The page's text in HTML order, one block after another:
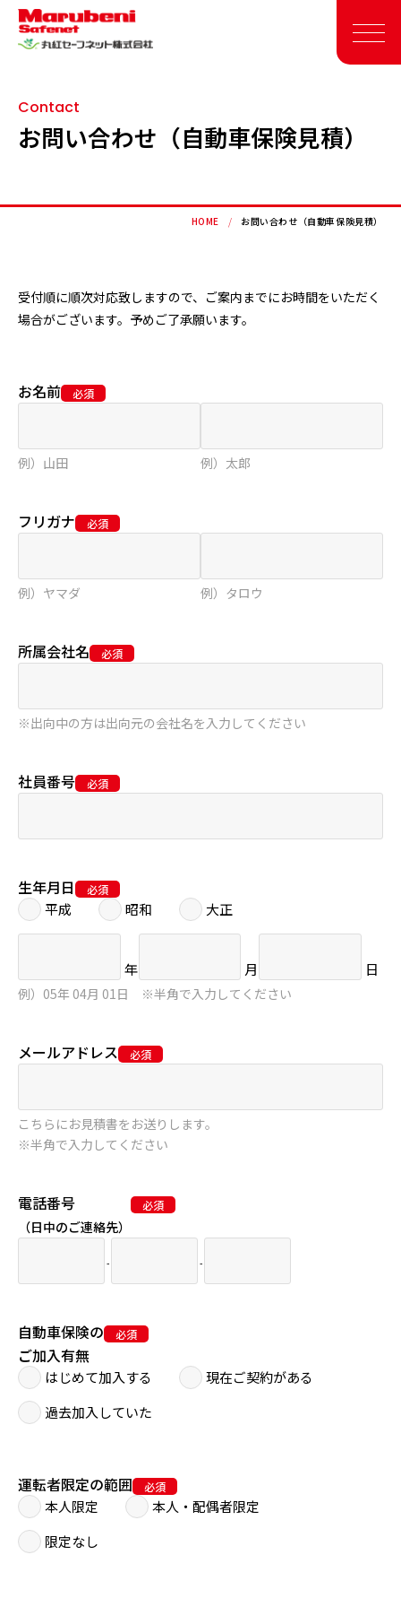
企業情報
営業拠点
組織図
損害保険
生命保険
採用責任者メッセージ
Contact
お問い合わせ（自動車保険見積）
HOME お問い合わせ（自動車保険見積）
受付順に順次対応致しますので、ご案内までにお時間をいただく
場合がございます。予めご了承願います。
お名前
例）山田 例）太郎
フリガナ
例）ヤマダ 例）タロウ
所属会社名
※出向中の方は出向元の会社名を入力してください
社員番号
生年月日
平成 昭和 大正
年 月 日
例）05年 04月 01日 ※半角で入力してください
メールアドレス
こちらにお見積書をお送りします。
※半角で入力してください
電話番号
（日中のご連絡先）
- -
自動車保険の
ご加入有無
はじめて加入する
現在ご契約がある
過去加入していた
運転者限定の範囲
本人限定
本人・配偶者限定
限定なし